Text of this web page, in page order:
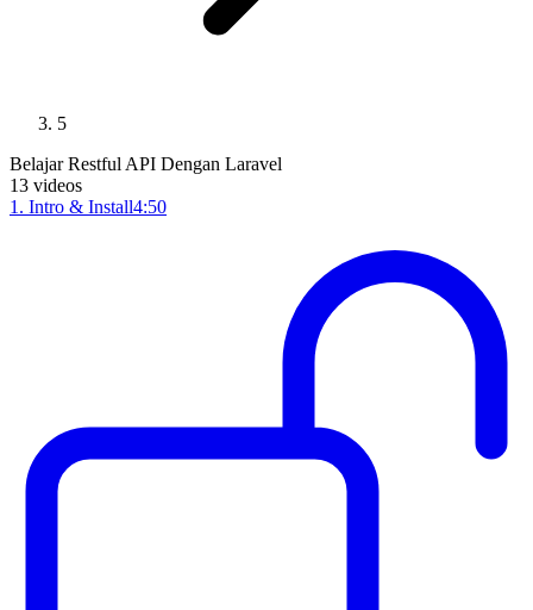
5
Belajar Restful API Dengan Laravel
13 videos
1 . Intro & Install4:50